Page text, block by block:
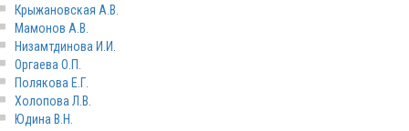
Крыжановская А.В.
Мамонов А.В.
Низамтдинова И.И.
Оргаева О.П.
Полякова Е.Г.
Холопова Л.В.
Юдина В.Н.